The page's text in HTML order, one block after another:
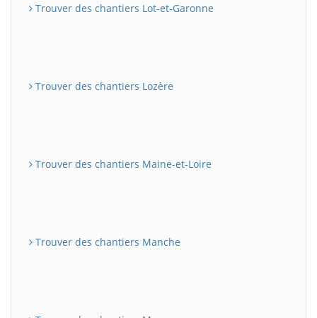
Trouver des chantiers Lot-et-Garonne
Trouver des chantiers Lozère
Trouver des chantiers Maine-et-Loire
Trouver des chantiers Manche